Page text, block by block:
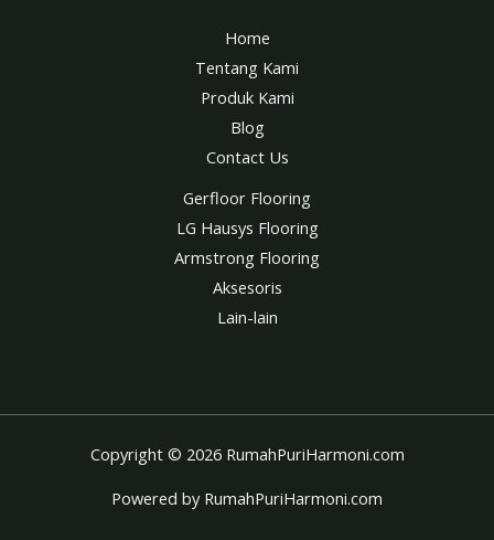
Home
Tentang Kami
Produk Kami
Blog
Contact Us
Gerfloor Flooring
LG Hausys Flooring
Armstrong Flooring
Aksesoris
Lain-lain
Copyright © 2026 RumahPuriHarmoni.com
Powered by RumahPuriHarmoni.com